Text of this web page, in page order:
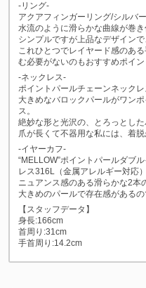
-リング-
アクアフィンガーリング/シルバ
水流のように滑らかな曲線が巻
シンプルですが上品なデザイン
これひとつでレイヤード感のあ
む必要がないのもおすすめポイン
-ネックレス-
ポイントパールチェーンネック
大きめなバロックパールがワン
ス。
絶妙な形と光沢の、とろっとし
爪が長くて不器用な私には、着
-イヤーカフ-
“MELLOW”ポイントパールダブ
レス316L（金属アレルギー対応）
ニュアンス感のある滑らかな2本
大きめのパールで存在感がある
【スタッフデータ】
身長:166cm
首周り:31cm
手首周り:14.2cm